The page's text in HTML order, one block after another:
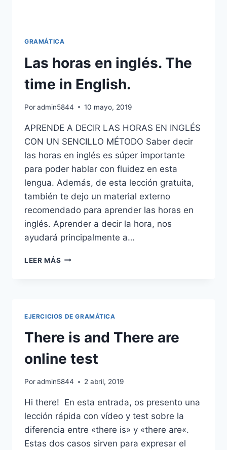
GRAMÁTICA
Las horas en inglés. The
time in English.
Poradmin5844 10 mayo, 2019
APRENDE A DECIR LAS HORAS EN INGLÉS
CON UN SENCILLO MÉTODO Saber decir
las horas en inglés es súper importante
para poder hablar con fluidez en esta
lengua. Además, de esta lección gratuita,
también te dejo un material externo
recomendado para aprender las horas en
inglés. Aprender a decir la hora, nos
ayudará principalmente a…
LEER MÁS LAS
IN
ENGLISH.
EJERCICIOS DE GRAMÁTICA
There is and There are
online test
Poradmin5844 2 abril, 2019
Hi there! En esta entrada, os presento una
lección rápida con vídeo y test sobre la
diferencia entre «there is» y «there are«.
Estas dos casos sirven para expresar el